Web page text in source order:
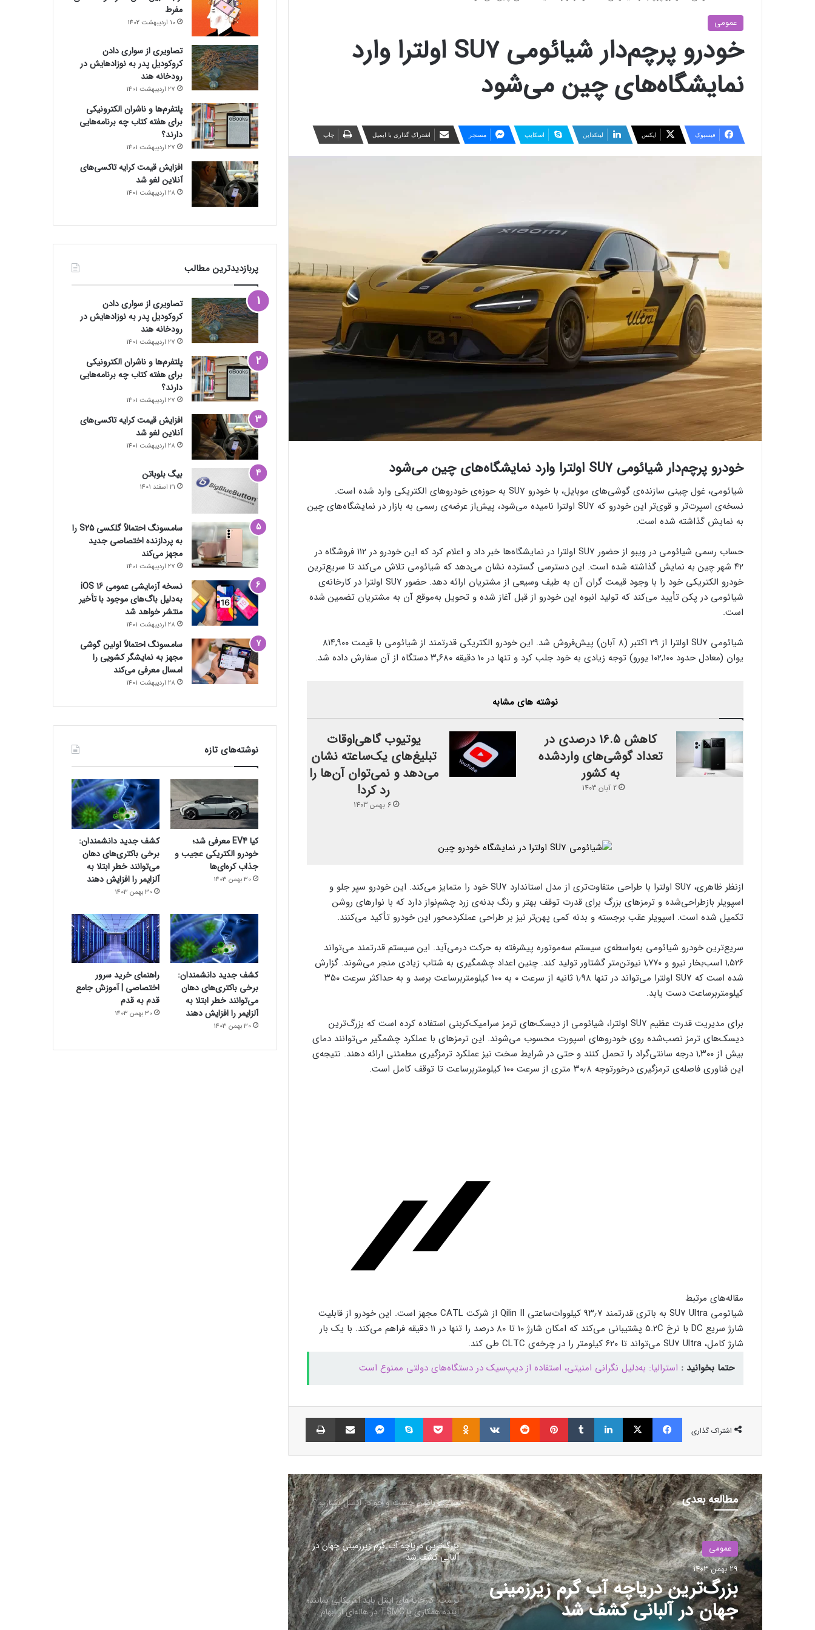
عمومی
خودرو پرچم‌دار شیائومی SU7 اولترا وارد
نمایشگاه‌های چین می‌شود
فیسبوک ایکس لینکداین اسکایپ مسنجر اشتراک گذاری با ایمیل چاپ
خودرو پرچم‌دار شیائومی SU7 اولترا وارد نمایشگاه‌های چین می‌شود
شیائومی، غول چینی سازنده‌ی گوشی‌های موبایل، با خودرو SU7 به حوزه‌ی خودروهای الکتریکی وارد شده است.
نسخه‌ی اسپرت‌تر و قوی‌تر این خودرو که SU7 اولترا نامیده می‌شود، پیش‌از عرضه‌ی رسمی به بازار در نمایشگاه‌های چین
به نمایش گذاشته شده است.
حساب رسمی شیائومی در ویبو از حضور SU7 اولترا در نمایشگاه‌ها خبر داد و اعلام کرد که این خودرو در ۱۱۲ فروشگاه در
۴۲ شهر چین به نمایش گذاشته شده است. این دسترسی گسترده نشان می‌دهد که شیائومی تلاش می‌کند تا سریع‌ترین
خودرو الکتریکی خود را با وجود قیمت گران آن به طیف وسیعی از مشتریان ارائه دهد. حضور SU7 اولترا در کارخانه‌ی
شیائومی در پکن تأیید می‌کند که تولید انبوه این خودرو از قبل آغاز شده و تحویل به‌موقع آن به مشتریان تضمین شده
است.
شیائومی SU7 اولترا از ۲۹ اکتبر (۸ آبان) پیش‌فروش شد. این خودرو الکتریکی قدرتمند از شیائومی با قیمت ۸۱۴,۹۰۰
یوان (معادل حدود ۱۰۲,۱۰۰ یورو) توجه زیادی به خود جلب کرد و تنها در ۱۰ دقیقه ۳٬۶۸۰ دستگاه از آن سفارش داده شد.
نوشته های مشابه
کاهش ۱۶.۵ درصدی در
تعداد گوشی‌های واردشده
به کشور
2 آبان 1403
یوتیوب گاهی‌اوقات
تبلیغ‌های یک‌ساعته نشان
می‌دهد و نمی‌توان آن‌ها را
رد کرد!
6 بهمن 1403
ازنظر ظاهری، SU7 اولترا با طراحی متفاوت‌تری از مدل استاندارد SU7 خود را متمایز می‌کند. این خودرو سپر جلو و
اسپویلر بازطراحی‌شده و ترمزهای بزرگ برای قدرت توقف بهتر و رنگ بدنه‌ی زرد چشم‌نواز دارد که با نوارهای روشن
تکمیل شده‌ است. اسپویلر عقب برجسته و بدنه کمی پهن‌تر نیز بر طراحی عملکردمحور این خودرو تأکید می‌کنند.
سریع‌ترین خودرو شیائومی به‌واسطه‌ی سیستم سه‌موتوره پیشرفته به حرکت درمی‌آید. این سیستم قدرتمند می‌تواند
۱,۵۲۶ اسب‌بخار نیرو و ۱,۷۷۰ نیوتن‌متر گشتاور تولید کند. چنین اعداد چشمگیری به شتاب زیادی منجر می‌شوند. گزارش
شده است که SU7 اولترا می‌تواند در تنها ۱٫۹۸ ثانیه از سرعت ۰ به ۱۰۰ کیلومتر‌بر‌ساعت برسد و به حداکثر سرعت ۳۵۰
کیلومتر‌بر‌ساعت دست یابد.
برای مدیریت قدرت عظیم SU7 اولترا، شیائومی از دیسک‌های ترمز سرامیک‌کربنی استفاده کرده است که بزرگ‌ترین
دیسک‌های ترمز نصب‌شده روی خودروهای اسپورت محسوب می‌شوند. این ترمزهای با عملکرد چشمگیر می‌توانند دمای
بیش از ۱,۳۰۰ درجه سانتی‌گراد را تحمل کنند و حتی در شرایط سخت نیز عملکرد ترمزگیری مطمئنی ارائه دهند. نتیجه‌ی
این فناوری فاصله‌ی ترمزگیری درخورتوجه ۳۰٫۸ متری از سرعت ۱۰۰ کیلومتربرساعت تا توقف کامل است.
مقاله‌های مرتبط
شیائومی SU7 Ultra به باتری قدرتمند ۹۳٫۷ کیلووات‌ساعتی Qilin II از شرکت CATL مجهز است. این خودرو از قابلیت
شارژ سریع DC با نرخ 5.2C پشتیبانی می‌کند که امکان شارژ ۱۰ تا ۸۰ درصد را تنها در ۱۱ دقیقه فراهم می‌کند. با یک بار
شارژ کامل، SU7 Ultra می‌تواند تا ۶۲۰ کیلومتر را در چرخه‌ی CLTC طی کند.
حتما بخوانید : استرالیا: به‌دلیل نگرانی امنیتی، استفاده از دیپ‌سیک در دستگاه‌های دولتی ممنوع است
اشتراک گذاری
فیسبوک ایکس لینکداین تامبلر پینتریست Reddit
VKontakte
Odnoklassniki پاکت اسکایپ مسنجر اشتراک گذاری با ایمیل
مطالعه بعدی
عمومی
29 بهمن 1403
عمومی
29 بهمن 1403
ترامپ: کارخانه‌های اینتل باید
گذاشت؛ پایانی بر عصر کامت‌لیک
کم‌درآمد ارائه می‌شود
بزرگ‌ترین دریاچه آب گرم زیرزمینی جهان در
آلبانی کشف شد
ترامپ: کارخانه‌های اینتل باید آمریکایی بمانند؛
آینده همکاری با TSMC در هاله‌ای از ابهام
هلدینگ راد از جدیدترین محصول خود
رونمایی کرد
مفرط
10 اردیبهشت 1402
تصاویری از سواری دادن
کروکودیل پدر به نوزادهایش در
رودخانه هند
27 اردیبهشت 1401
پلتفرم‌ها و ناشران الکترونیکی
برای هفته کتاب چه برنامه‌هایی
دارند؟
27 اردیبهشت 1401
افزایش قیمت کرایه تاکسی‌های
آنلاین لغو شد
28 اردیبهشت 1401
پربازدیدترین مطالب
تصاویری از سواری دادن
کروکودیل پدر به نوزادهایش در
رودخانه هند
27 اردیبهشت 1401
پلتفرم‌ها و ناشران الکترونیکی
برای هفته کتاب چه برنامه‌هایی
دارند؟
27 اردیبهشت 1401
افزایش قیمت کرایه تاکسی‌های
آنلاین لغو شد
28 اردیبهشت 1401
بیگ بلوباتن
21 اسفند 1401
سامسونگ احتمالاً گلکسی S25 را
به پردازنده اختصاصی جدید
مجهز می‌کند
27 اردیبهشت 1401
نسخه آزمایشی عمومی iOS 16
به‌دلیل باگ‌های موجود با تأخیر
منتشر خواهد شد
28 اردیبهشت 1401
سامسونگ احتمالاً اولین گوشی
مجهز به نمایشگر کشویی را
امسال معرفی می‌کند
28 اردیبهشت 1401
نوشته‌های تازه
کیا EV4 معرفی شد؛
خودرو الکتریکی عجیب و
جذاب کره‌ای‌ها
30 بهمن 1403
کشف جدید دانشمندان:
برخی باکتری‌های دهان
می‌توانند خطر ابتلا به
آلزایمر را افزایش دهند
30 بهمن 1403
کشف جدید دانشمندان:
برخی باکتری‌های دهان
می‌توانند خطر ابتلا به
آلزایمر را افزایش دهند
30 بهمن 1403
راهنمای خرید سرور
اختصاصی | آموزش جامع
قدم به قدم
30 بهمن 1403